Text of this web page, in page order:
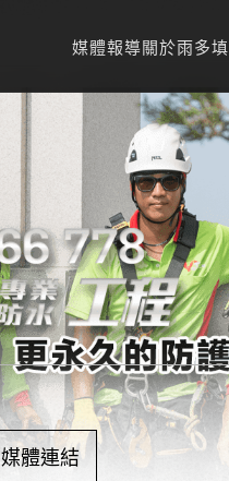
媒體報導關於雨多填
媒體連結